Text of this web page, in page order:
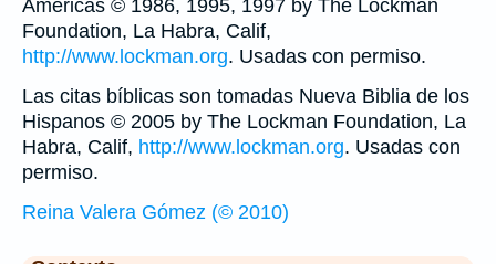
Américas © 1986, 1995, 1997 by The Lockman
Foundation, La Habra, Calif,
http://www.lockman.org. Usadas con permiso.
Las citas bíblicas son tomadas Nueva Biblia de los
Hispanos © 2005 by The Lockman Foundation, La
Habra, Calif, http://www.lockman.org. Usadas con
permiso.
Reina Valera Gómez (© 2010)